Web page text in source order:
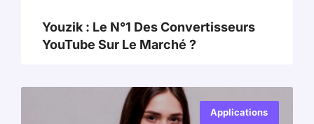
Youzik : Le N°1 Des Convertisseurs
YouTube Sur Le Marché ?
Applications